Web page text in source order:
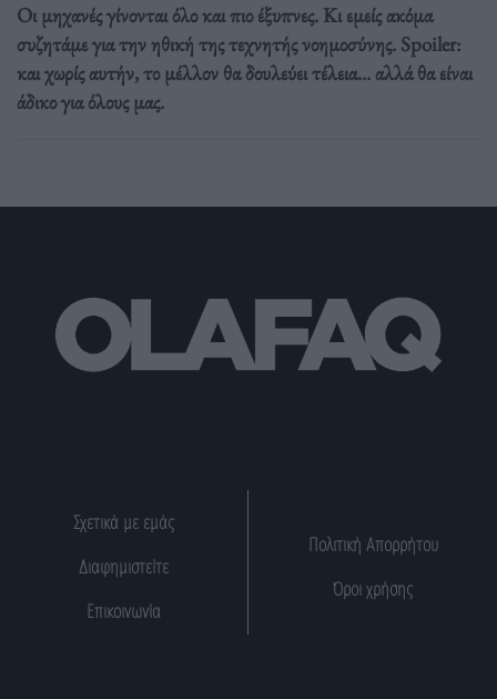
Οι μηχανές γίνονται όλο και πιο έξυπνες. Κι εμείς ακόμα
συζητάμε για την ηθική της τεχνητής νοημοσύνης. Spoiler:
και χωρίς αυτήν, το μέλλον θα δουλεύει τέλεια... αλλά θα είναι
άδικο για όλους μας.
Σχετικά με εμάς
Διαφημιστείτε
Επικοινωνία
Πολιτική Απορρήτου
Όροι χρήσης